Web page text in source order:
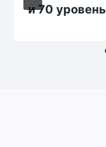
и 70 уровень